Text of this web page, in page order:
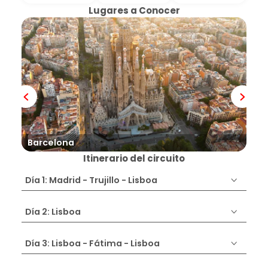
Lugares a Conocer
Barcelona
Itinerario del circuito
Día 1: Madrid - Trujillo - Lisboa
Día 2: Lisboa
Día 3: Lisboa - Fátima - Lisboa